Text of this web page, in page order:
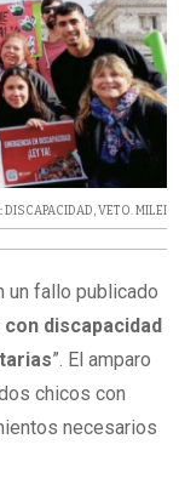
DISCAPACIDAD, VETO. MILEI
un fallo publicado
discapacidad
”. El amparo
chicos con
necesarios